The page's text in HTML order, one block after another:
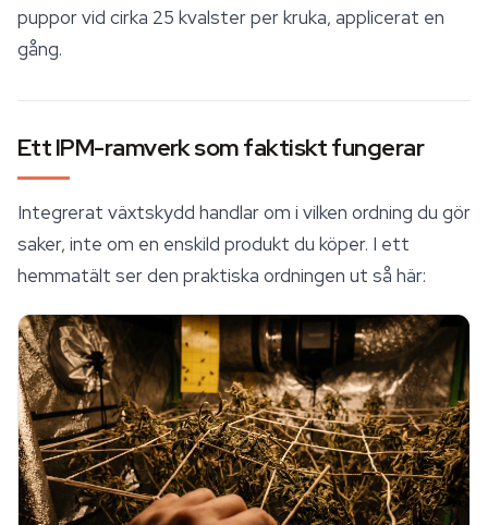
puppor vid cirka 25 kvalster per kruka, applicerat en
gång.
Ett IPM-ramverk som faktiskt fungerar
Integrerat växtskydd handlar om i vilken ordning du gör
saker, inte om en enskild produkt du köper. I ett
hemmatält ser den praktiska ordningen ut så här: